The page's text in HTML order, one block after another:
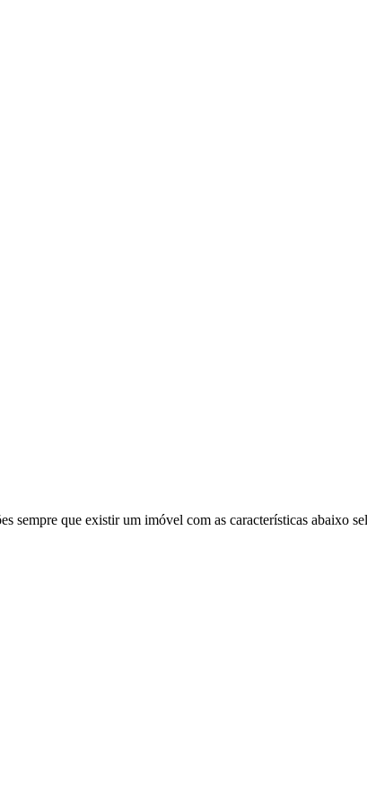
sempre que existir um imóvel com as características abaixo